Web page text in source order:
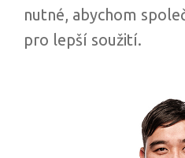
nutné, abychom
pro lepší soužití.